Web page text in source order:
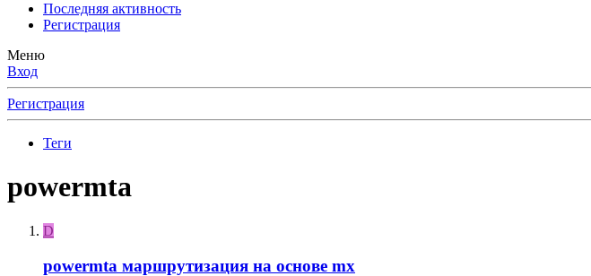
Последняя активность
Регистрация
Меню
Вход
Регистрация
Теги
powermta
D
powermta маршрутизация на основе mx